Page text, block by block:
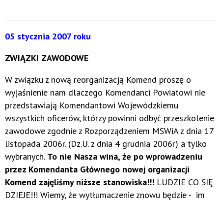
05 stycznia 2007 roku
ZWIĄZKI ZAWODOWE
W związku z nową reorganizacją Komend proszę o
wyjaśnienie nam dlaczego Komendanci Powiatowi nie
przedstawiają Komendantowi Wojewódzkiemu
wszystkich oficerów, którzy powinni odbyć przeszkolenie
zawodowe zgodnie z Rozporządzeniem MSWiA z dnia 17
listopada 2006r. (Dz.U. z dnia 4 grudnia 2006r) a tylko
wybranych. To nie Nasza wina, że po wprowadzeniu
przez Komendanta Głównego nowej organizacji
Komend zajęliśmy niższe stanowiska!!! LUDZIE CO SIĘ
DZIEJE!!! Wiemy, że wytłumaczenie znowu będzie - im